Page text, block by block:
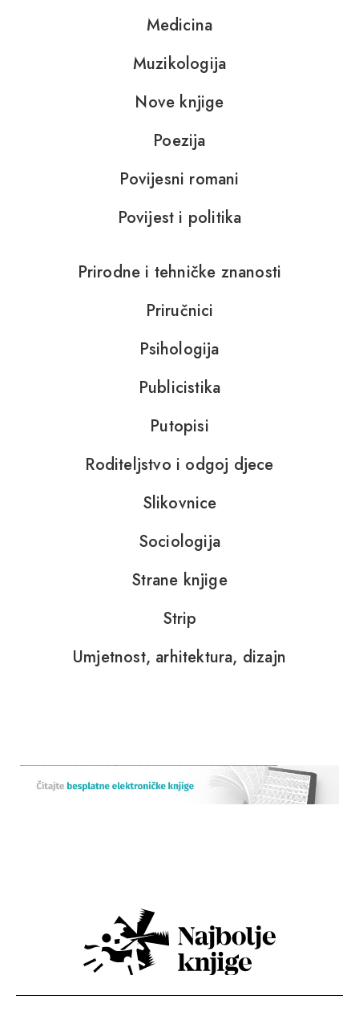
Medicina
Muzikologija
Nove knjige
Poezija
Povijesni romani
Povijest i politika
Prirodne i tehničke znanosti
Priručnici
Psihologija
Publicistika
Putopisi
Roditeljstvo i odgoj djece
Slikovnice
Sociologija
Strane knjige
Strip
Umjetnost, arhitektura, dizajn